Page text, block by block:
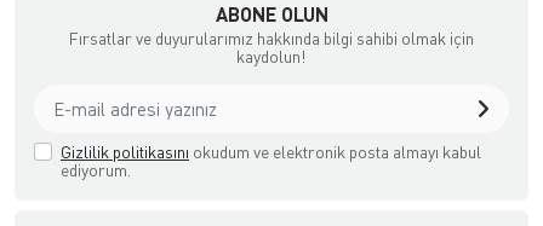
ABONE OLUN
Fırsatlar ve duyurularımız hakkında bilgi sahibi olmak için
kaydolun!
Gizlilik politikasını okudum ve elektronik posta almayı kabul
ediyorum.